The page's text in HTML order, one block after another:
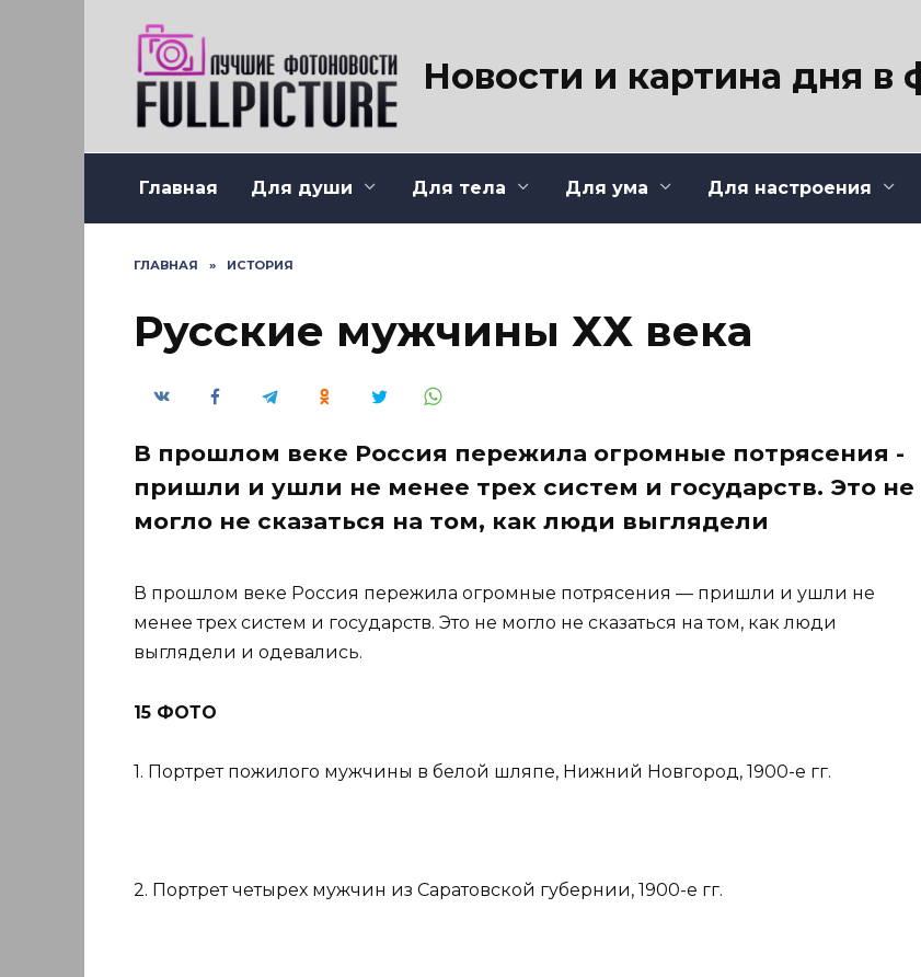
Новости и картина дня в
Главная Для души Для тела Для ума Для настроения
ГЛАВНАЯ » ИСТОРИЯ
Русские мужчины ХХ века
В прошлом веке Россия пережила огромные потрясения -
пришли и ушли не менее трех систем и государств. Это не
могло не сказаться на том, как люди выглядели
В прошлом веке Россия пережила огромные потрясения — пришли и ушли не
менее трех систем и государств. Это не могло не сказаться на том, как люди
выглядели и одевались.
15 ФОТО
1. Портрет пожилого мужчины в белой шляпе, Нижний Новгород, 1900-е гг.
2. Портрет четырех мужчин из Саратовской губернии, 1900-е гг.